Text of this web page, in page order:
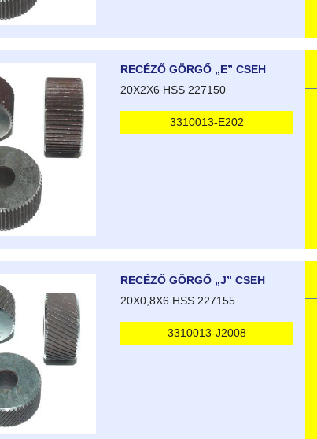
RECÉZŐ GÖRGŐ „E” CSEH
20X2X6 HSS 227150
3310013-E202
RECÉZŐ GÖRGŐ „J” CSEH
20X0,8X6 HSS 227155
3310013-J2008